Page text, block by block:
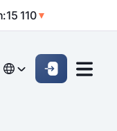
15 110▼